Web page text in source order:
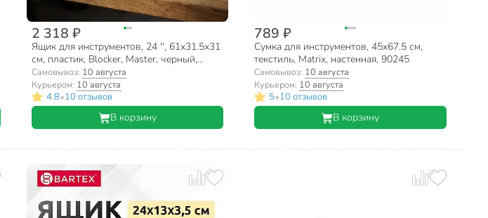
2 318 ₽
Ящик для инструментов, 24 '', 61х31.5х31
см, пластик, Blocker, Master, черный,
оранжевый, BR6006ЧРОР
Самовывоз: 10 августа
Курьером: 10 августа
4.8•10 отзывов
В корзину
789 ₽
Сумка для инструментов, 45х67.5 см,
текстиль, Matrix, настенная, 90245
Самовывоз: 10 августа
Курьером: 10 августа
5•10 отзывов
В корзину